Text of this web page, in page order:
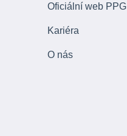
Oficiální web PPG
Kariéra
O nás